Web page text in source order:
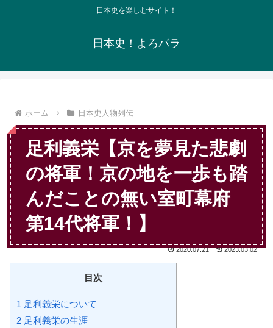
日本史を楽しむサイト！
日本史！よろパラ
ホーム 日本史人物列伝
足利義栄【京を夢見た悲劇
の将軍！京の地を一歩も踏
んだことの無い室町幕府
第14代将軍！】
2020.07.21 2023.03.02
目次
1 足利義栄について
2 足利義栄の生涯